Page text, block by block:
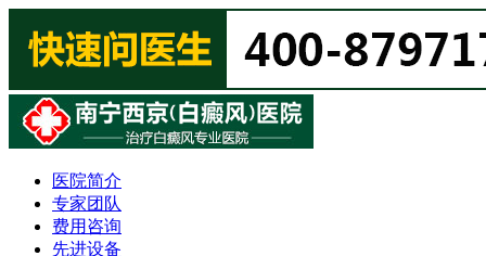
医院简介
专家团队
费用咨询
先进设备